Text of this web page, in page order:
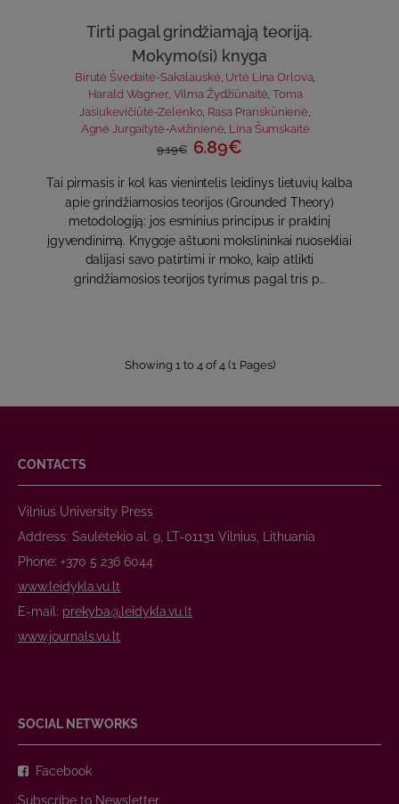
Tirti pagal grindžiamąją teoriją.
Mokymo(si) knyga
Birutė Švedaitė-Sakalauskė Urtė Lina Orlova
Harald Wagner, Vilma Žydžiūnaitė,Toma
Jasiukevičiūtė-Zelenko Rasa Pranskūnienė
Agnė Jurgaitytė-Avižinienė, Lina Šumskaitė
9.19€ 6.89€
Tai pirmasis ir kol kas vienintelis leidinys lietuvių kalba
apie grindžiamosios teorijos (Grounded Theory)
metodologiją: jos esminius principus ir praktinį
įgyvendinimą. Knygoje aštuoni mokslininkai nuosekliai
dalijasi savo patirtimi ir moko, kaip atlikti
grindžiamosios teorijos tyrimus pagal tris p..
Showing 1 to 4 of 4 (1 Pages)
CONTACTS
Vilnius University Press
Address: Saulėtekio al. 9, LT-01131 Vilnius, Lithuania
Phone: +370 5 236 6044
www.leidykla.vu.lt
E-mail: prekyba@leidykla.vu.lt
www.journals.vu.lt
SOCIAL NETWORKS
Facebook
Subscribe to Newsletter